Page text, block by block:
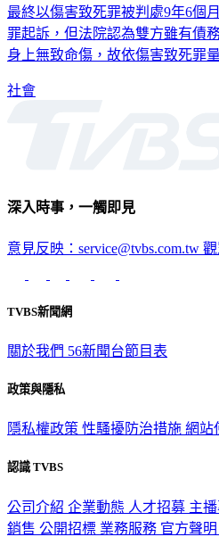
最終以傷害致死罪被判處9年6個
罪起訴，但法院認為雙方雖有債
身上無致命傷，故依傷害致死罪
社會
深入時事，一觸即見
意見反映：service@tvbs.com.tw
TVBS新聞網
關於我們 56新聞台節目表
政策與隱私
隱私權政策 性騷擾防治措施 網站
認識 TVBS
公司介紹 企業動態 人才招募 主
銷售 公開招標 業務服務 官方聲明